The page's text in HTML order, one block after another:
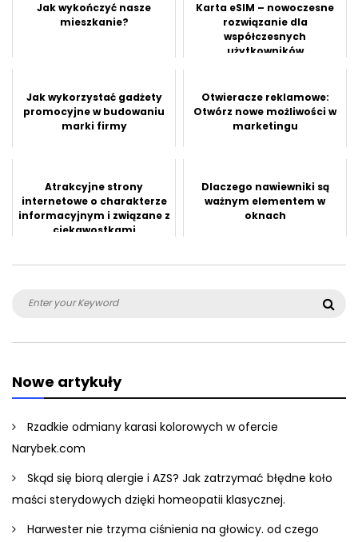
Jak wykończyć nasze
mieszkanie?
Karta eSIM – nowoczesne
rozwiązanie dla
współczesnych
użytkowników
Jak wykorzystać gadżety
promocyjne w budowaniu
marki firmy
Otwieracze reklamowe:
Otwórz nowe możliwości w
marketingu
Atrakcyjne strony
internetowe o charakterze
informacyjnym i związane z
ciekawostkami
Dlaczego nawiewniki są
ważnym elementem w
oknach
Search
Nowe artykuły
Rzadkie odmiany karasi kolorowych w ofercie
Narybek.com
Skąd się biorą alergie i AZS? Jak zatrzymać błędne koło
maści sterydowych dzięki homeopatii klasycznej.
Harwester nie trzyma ciśnienia na głowicy. od czego